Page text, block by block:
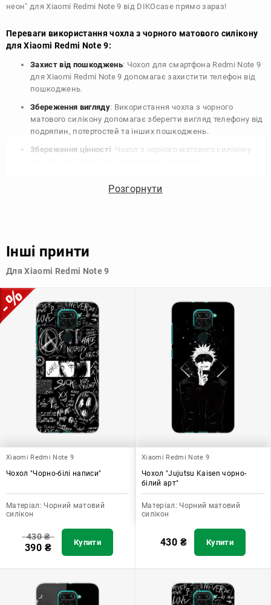
неон" для Xiaomi Redmi Note 9 від DIKOcase прямо зараз!
Переваги використання чохла з чорного матового силікону
для Xiaomi Redmi Note 9:
Захист від пошкоджень: Чохол для смартфона Redmi Note 9
для Xiaomi Redmi Note 9 допомагає захистити телефон від
пошкоджень.
Збереження вигляду: Використання чохла з чорного
матового силікону допомагає зберегти вигляд телефону від
подряпин, потертостей та інших пошкоджень.
Збереження цінності: Чохол з чорного матового силікону
планують продати свій пристрій в майбутньому.
Узагалі, чохол для телефону - це дуже корисний аксесуар, який
допомагає захистити ваш пристрій, зберегти його цінність і
Розгорнути
Інші принти
Для Xiaomi Redmi Note 9
Xiaomi Redmi Note 9
Чохол "Чорно-білі написи"
Матеріал: Чорний матовий
силікон
430₴
390 ₴ Купити
Xiaomi Redmi Note 9
Чохол "Jujutsu Kaisen чорно-
білий арт"
Матеріал: Чорний матовий
силікон
430 ₴ Купити